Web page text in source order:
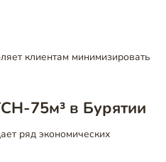
клиентам минимизировать
75м³ в Бурятии
ряд экономических